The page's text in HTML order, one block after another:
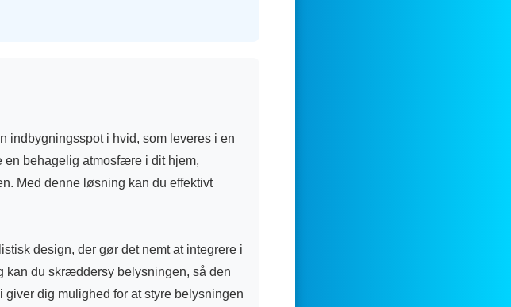
indbygningsspot i hvid, som leveres i en
en behagelig atmosfære i dit hjem,
Med denne løsning kan du effektivt
design, der gør det nemt at integrere i
kan du skræddersy belysningen, så den
dig mulighed for at styre belysningen